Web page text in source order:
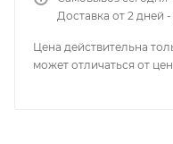
Доставка от 2 дней
Цена действительна
может отличаться от